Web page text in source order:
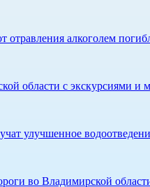
отравления алкоголем
области с экскурсиями и
улучшенное
во Владимирской